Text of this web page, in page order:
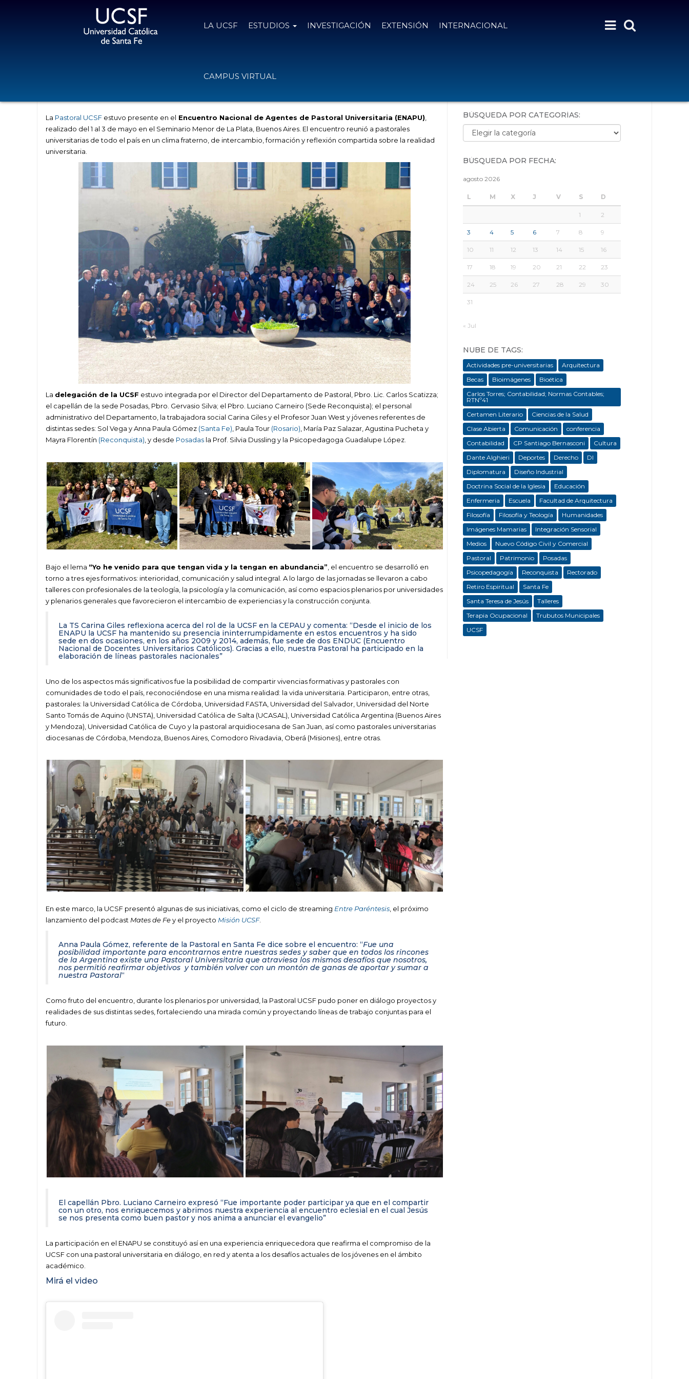
LA UCSF ESTUDIOS INVESTIGACIÓN EXTENSIÓN INTERNACIONAL
CAMPUS VIRTUAL
La Pastoral UCSF estuvo presente en el Encuentro Nacional de Agentes de Pastoral Universitaria (ENAPU)
realizado del 1 al 3 de mayo en el Seminario Menor de La Plata, Buenos Aires. El encuentro reunió a pastorales
universitarias de todo el país en un clima fraterno, de intercambio, formación y reflexión compartida sobre la realidad
universitaria.
La delegación de la UCSF estuvo integrada por el Director del Departamento de Pastoral, Pbro. Lic. Carlos Scatizza;
el capellán de la sede Posadas, Pbro. Gervasio Silva; el Pbro. Luciano Carneiro (Sede Reconquista); el personal
administrativo del Departamento, la trabajadora social Carina Giles y el Profesor Juan West y jóvenes referentes de
distintas sedes: Sol Vega y Anna Paula Gómez (Santa Fe) , Paula Tour (Rosario) , María Paz Salazar, Agustina Pucheta y
Mayra Florentín (Reconquista) , y desde Posadas la Prof. Silvia Dussling y la Psicopedagoga Guadalupe López.
Bajo el lema “Yo he venido para que tengan vida y la tengan en abundancia” , el encuentro se desarrolló en
torno a tres ejes formativos: interioridad, comunicación y salud integral. A lo largo de las jornadas se llevaron a cabo
talleres con profesionales de la teología, la psicología y la comunicación, así como espacios plenarios por universidades
y plenarios generales que favorecieron el intercambio de experiencias y la construcción conjunta.
La TS Carina Giles reflexiona acerca del rol de la UCSF en la CEPAU y comenta: “Desde el inicio de los
ENAPU la UCSF ha mantenido su presencia ininterrumpidamente en estos encuentros y ha sido
sede en dos ocasiones, en los años 2009 y 2014, además, fue sede de dos ENDUC (Encuentro
Nacional de Docentes Universitarios Católicos). Gracias a ello, nuestra Pastoral ha participado en la
elaboración de líneas pastorales nacionales”
Uno de los aspectos más significativos fue la posibilidad de compartir vivencias formativas y pastorales con
comunidades de todo el país, reconociéndose en una misma realidad: la vida universitaria. Participaron, entre otras,
pastorales: la Universidad Católica de Córdoba, Universidad FASTA, Universidad del Salvador, Universidad del Norte
Santo Tomás de Aquino (UNSTA), Universidad Católica de Salta (UCASAL), Universidad Católica Argentina (Buenos Aires
y Mendoza), Universidad Católica de Cuyo y la pastoral arquidiocesana de San Juan, así como pastorales universitarias
diocesanas de Córdoba, Mendoza, Buenos Aires, Comodoro Rivadavia, Oberá (Misiones), entre otras.
En este marco, la UCSF presentó algunas de sus iniciativas, como el ciclo de streaming Entre Paréntesis, el próximo
lanzamiento del podcast Mates de Fey el proyecto Misión UCSF.
Anna Paula Gómez, referente de la Pastoral en Santa Fe dice sobre el encuentro: “Fue una
posibilidad importante para encontrarnos entre nuestras sedes y saber que en todos los rincones
de la Argentina existe una Pastoral Universitaria que atraviesa los mismos desafíos que nosotros,
nos permitió reafirmar objetivos y también volver con un montón de ganas de aportar y sumar a
nuestra Pastoral“
Como fruto del encuentro, durante los plenarios por universidad, la Pastoral UCSF pudo poner en diálogo proyectos y
realidades de sus distintas sedes, fortaleciendo una mirada común y proyectando líneas de trabajo conjuntas para el
futuro.
El capellán Pbro. Luciano Carneiro expresó “Fue importante poder participar ya que en el compartir
con un otro, nos enriquecemos y abrimos nuestra experiencia al encuentro eclesial en el cual Jesús
se nos presenta como buen pastor y nos anima a anunciar el evangelio”
La participación en el ENAPU se constituyó así en una experiencia enriquecedora que reafirma el compromiso de la
UCSF con una pastoral universitaria en diálogo, en red y atenta a los desafíos actuales de los jóvenes en el ámbito
académico.
Mirá el video
BÚSQUEDA POR CATEGORÍAS:
Búsqueda por categorías:
BÚSQUEDA POR FECHA:
agosto 2026
L M X J V S D
1 2
3 4 5 6 7 8 9
10 11 12 13 14 15 16
17 18 19 20 21 22 23
24 25 26 27 28 29 30
31
« Jul
NUBE DE TAGS:
Actividades pre-universitarias
Arquitectura
Becas
Bioimágenes
Bioética
Carlos Torres; Contabilidad; Normas Contables;
RTNº41
Certamen Literario
Ciencias de la Salud
Clase Abierta
Comunicación
conferencia
Contabilidad
CP Santiago Bernasconi
Cultura
Dante Alghieri
Deportes Derecho
DI
Diplomatura
Diseño Industrial
Doctrina Social de la Iglesia
Educación
Enfermeria
Escuela
Facultad de Arquitectura
Filosofía
Filosofía y Teología
Humanidades
Imágenes Mamarias
Integración Sensorial
Medios
Nuevo Código Civil y Comercial
Pastoral
Patrimonio
Posadas
Psicopedagogía
Reconquista
Rectorado
Retiro Espiritual
Santa Fe
Santa Teresa de Jesús
Talleres
Terapia Ocupacional
Trubutos Municipales
UCSF